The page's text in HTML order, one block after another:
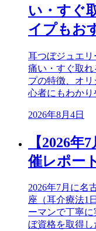
い・すぐ
イプもお
耳つぼジュエリ
痛い・すぐ取
プの特徴、オ
心者にもわかり
2026年8月4日
【2026年
催レポー
2026年7月に名
座（耳介療法1
ーマンで丁寧
ぼ資格を取得し